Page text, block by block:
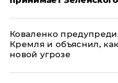
Коваленко
Кремля и объяснил,
новой угрозе